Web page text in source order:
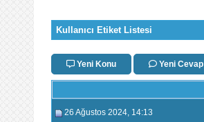
Kullanıcı Etiket Listesi
Yeni Konu Yeni Cevap
26 Ağustos 2024 , 14:13